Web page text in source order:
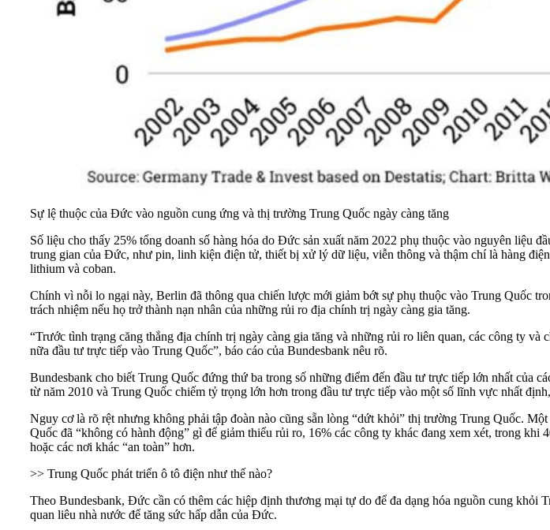
Sự lệ thuộc của Đức vào nguồn cung ứng và thị trường Trung Quốc ngày càng tăng
Số liệu cho thấy 25% tổng doanh số hàng hóa do Đức sản xuất năm 2022 phụ thuộc vào nguyên liệu
trung gian của Đức, như pin, linh kiện điện tử, thiết bị xử lý dữ liệu, viễn thông và thậm chí là hàng
lithium và coban.
Chính vì nỗi lo ngại này, Berlin đã thông qua chiến lược mới giảm bớt sự phụ thuộc vào Trung Quốc
trách nhiệm nếu họ trở thành nạn nhân của những rủi ro địa chính trị ngày càng gia tăng.
“Trước tình trạng căng thẳng địa chính trị ngày càng gia tăng và những rủi ro liên quan, các công ty
nữa đầu tư trực tiếp vào Trung Quốc”, báo cáo của Bundesbank nêu rõ.
Bundesbank cho biết Trung Quốc đứng thứ ba trong số những điểm đến đầu tư trực tiếp lớn nhất của
từ năm 2010 và Trung Quốc chiếm tỷ trọng lớn hơn trong đầu tư trực tiếp vào một số lĩnh vực nhất
Nguy cơ là rõ rệt nhưng không phải tập đoàn nào cũng sẵn lòng “dứt khỏi” thị trường Trung Quốc.
Quốc đã “không có hành động” gì để giảm thiểu rủi ro, 16% các công ty khác đang xem xét, trong
hoặc các nơi khác “an toàn” hơn.
>> Trung Quốc phát triển ô tô điện như thế nào?
Theo Bundesbank, Đức cần có thêm các hiệp định thương mại tự do để đa dạng hóa nguồn cung
quan liêu nhà nước để tăng sức hấp dẫn của Đức.